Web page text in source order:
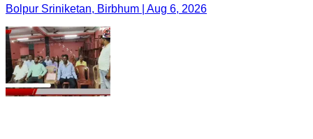
Bolpur Sriniketan, Birbhum | Aug 6, 2026